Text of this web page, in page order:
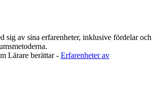
sig av sina erfarenheter, inklusive fördelar och
Lärare berättar - Erfarenheter av